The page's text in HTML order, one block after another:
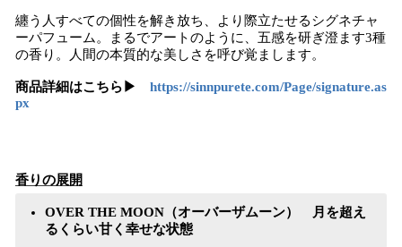
纏う人すべての個性を解き放ち、より際立たせるシグネチャ
ーパフューム。まるでアートのように、五感を研ぎ澄ます3種
の香り。人間の本質的な美しさを呼び覚まします。
商品詳細はこちら▶ https://sinnpurete.com/Page/signature.as
px
香りの展開
OVER THE MOON（オーバーザムーン） 月を超え
るくらい甘く幸せな状態